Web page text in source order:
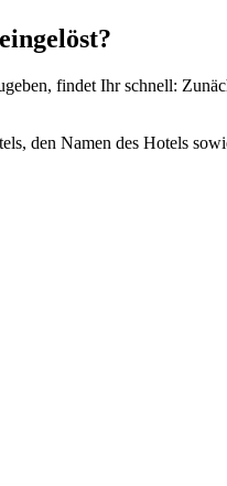
findet Ihr schnell:
den Namen des Hotels